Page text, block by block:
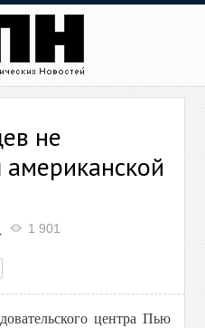
не
1 901
центра Пью